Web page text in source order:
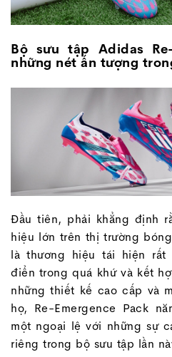
Bộ sưu tập Adidas
những nét ấn tượng
Đầu tiên, phải khẳng định
hiệu lớn trên thị trường
là thương hiệu tái hiện
điển trong quá khứ và kết
những thiết kế cao cấp và
họ, Re-Emergence Pack
một ngoại lệ với những sự
riêng trong bộ sưu tập lần